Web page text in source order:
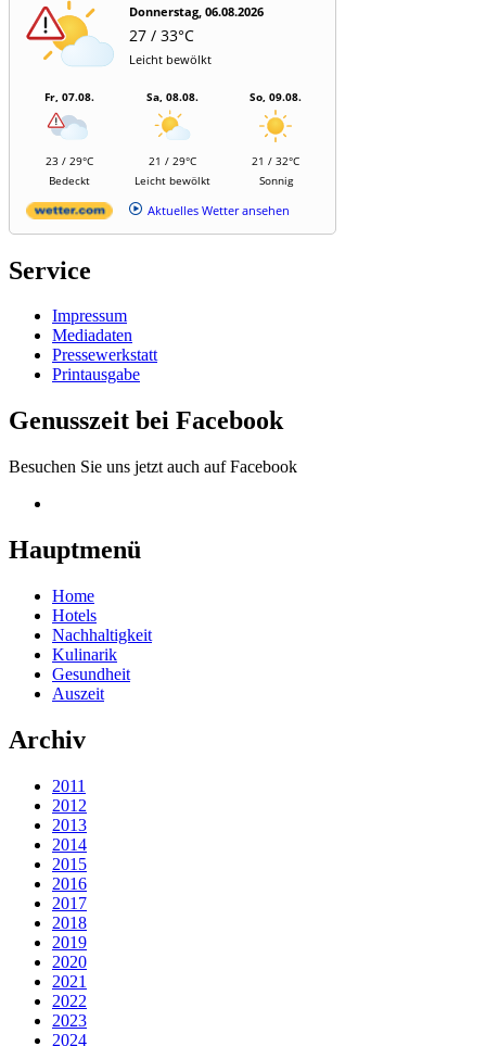
Donnerstag, 06.08.2026
27 / 33°C
Leicht bewölkt
Fr, 07.08.
23 / 29°C
Bedeckt
Sa, 08.08.
21 / 29°C
Leicht bewölkt
So, 09.08.
21 / 32°C
Sonnig
Aktuelles Wetter ansehen
Service
Impressum
Mediadaten
Pressewerkstatt
Printausgabe
Genusszeit bei Facebook
Besuchen Sie uns jetzt auch auf Facebook
Hauptmenü
Home
Hotels
Nachhaltigkeit
Kulinarik
Gesundheit
Auszeit
Archiv
2011
2012
2013
2014
2015
2016
2017
2018
2019
2020
2021
2022
2023
2024